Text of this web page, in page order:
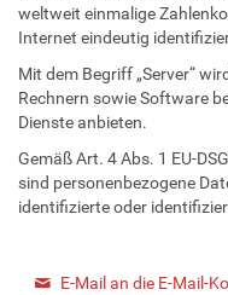
weltweit einmalige
Internet eindeutig
Mit dem Begriff „Server“
Rechnern sowie Software
Dienste anbieten.
Gemäß Art. 4 Abs. 1 EU-
sind personenbezogene
identifizierte oder
E-Mail an die E-Mail-